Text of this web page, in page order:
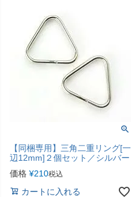
【同梱専用】三角二重リング[一
辺12mm]２個セット／シルバー
価格 ¥210税込
カートに入れる